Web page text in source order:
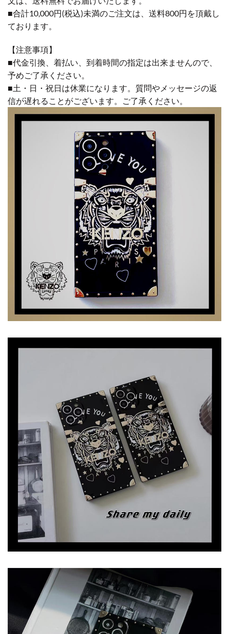
■合計10,000円(税込)未満のご注文は、送料800円を頂戴し
ております。
【注意事項】
■代金引換、着払い、到着時間の指定は出来ませんので、
予めご了承ください。
■土・日・祝日は休業になります。質問やメッセージの返
信が遅れることがございます。ご了承ください。